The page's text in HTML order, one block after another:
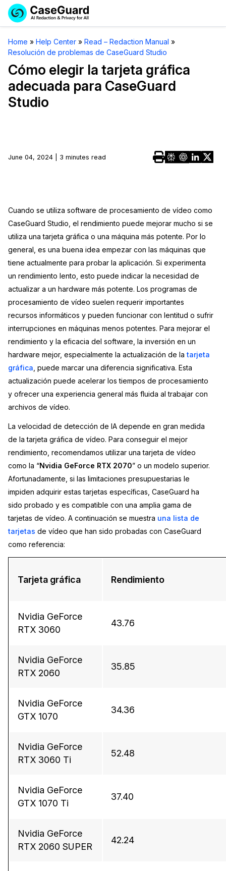
Servicios
Licencia de CaseGuard Studio
Precios de Redacción a Pedido
Soluciones
Redacción de vídeos
Transcripción y Traducción
Industrias
Sector Jurídico
Servicios Financieros
Casinos
Medios de Comunicación y
Entretenimiento
Centros de Atención Telefónica
Centros de Crisis y Las Líneas Directas
La Venta al Por Menor
TI y Operaciones
Centro de Ayuda
Videoteca
Recomendaciones
Sobre nosotros
Trabaja con nosotros
Contáctanos
Solicitar cotización
Demo
English
Home » Help Center » Read – Redaction Manual »
Resolución de problemas de CaseGuard Studio
Cómo elegir la tarjeta gráfica
adecuada para CaseGuard
Studio
June 04, 2024 | 3 minutes read
Cuando se utiliza software de procesamiento de vídeo como
CaseGuard Studio, el rendimiento puede mejorar mucho si se
utiliza una tarjeta gráfica o una máquina más potente. Por lo
general, es una buena idea empezar con las máquinas que
tiene actualmente para probar la aplicación. Si experimenta
un rendimiento lento, esto puede indicar la necesidad de
actualizar a un hardware más potente. Los programas de
procesamiento de vídeo suelen requerir importantes
recursos informáticos y pueden funcionar con lentitud o sufrir
interrupciones en máquinas menos potentes. Para mejorar el
rendimiento y la eficacia del software, la inversión en un
hardware mejor, especialmente la actualización de latarjeta
gráfica , puede marcar una diferencia significativa. Esta
actualización puede acelerar los tiempos de procesamiento
y ofrecer una experiencia general más fluida al trabajar con
archivos de vídeo.
La velocidad de detección de IA depende en gran medida
de la tarjeta gráfica de vídeo. Para conseguir el mejor
rendimiento, recomendamos utilizar una tarjeta de vídeo
como la “Nvidia GeForce RTX 2070” o un modelo superior.
Afortunadamente, si las limitaciones presupuestarias le
impiden adquirir estas tarjetas específicas, CaseGuard ha
sido probado y es compatible con una amplia gama de
tarjetas de vídeo. A continuación se muestra una lista de
tarjetas de vídeo que han sido probadas con CaseGuard
como referencia:
Tarjeta gráfica Rendimiento
Nvidia GeForce
RTX 3060
43.76
Nvidia GeForce
RTX 2060
35.85
Nvidia GeForce
GTX 1070
34.36
Nvidia GeForce
RTX 3060 Ti
52.48
Nvidia GeForce
GTX 1070 Ti
37.40
Nvidia GeForce
RTX 2060 SUPER
42.24